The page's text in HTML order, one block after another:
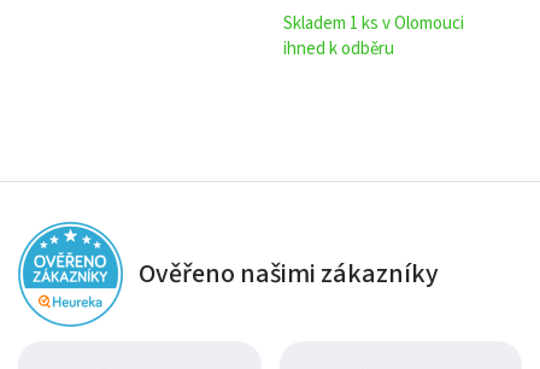
Skladem 1 ks v Olomouci
ihned k odběru
Ověřeno našimi zákazníky